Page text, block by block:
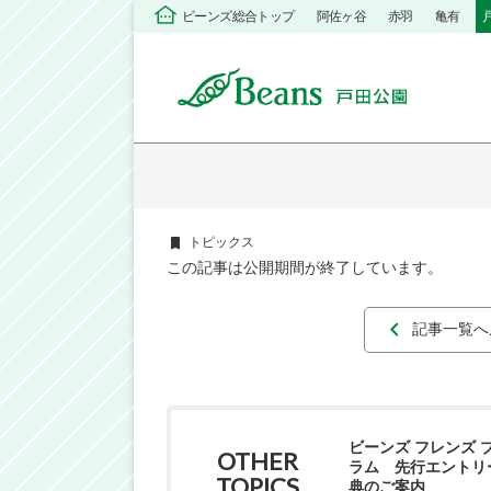
ビーンズ総合トップ 阿佐ヶ谷 赤羽 亀有
トピックス
この記事は公開期間が終了しています。
記事一覧
OTHER
ビーンズ フレンズ
ラム 先行エントリ
典のご案内